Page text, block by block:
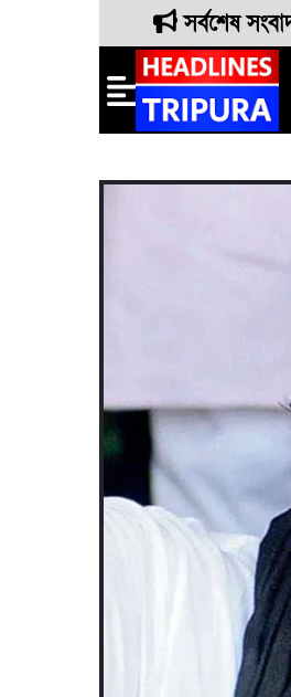
সর্বশেষ
লোকসভা সাংসদ রেবতী ত্রিপুরা দীর্ঘ